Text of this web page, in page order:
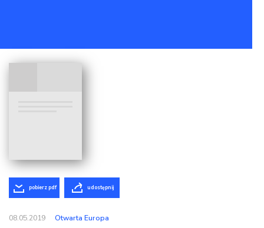
pobierz pdf udostępnij
08.05.2019 Otwarta Europa